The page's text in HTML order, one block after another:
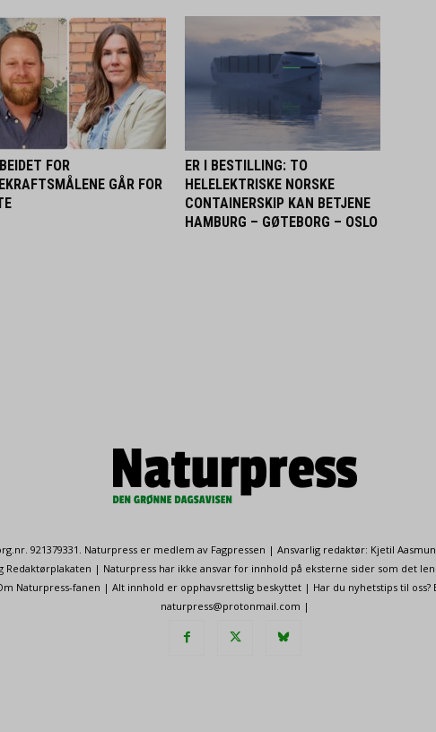
FOR
GÅR FOR
ER I BESTILLING: TO
HELELEKTRISKE NORSKE
CONTAINERSKIP KAN BETJENE
HAMBURG – GØTEBORG – OSLO
921379331. Naturpress er medlem av Fagpressen | Ansvarlig redaktør: Kjetil
Redaktørplakaten | Naturpress har ikke ansvar for innhold på eksterne sider som det
Naturpress-fanen | Alt innhold er opphavsrettslig beskyttet | Har du nyhetstips til oss?
naturpress@protonmail.com |